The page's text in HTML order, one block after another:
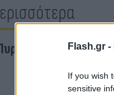
Flash.gr -
If you wish
sensitive